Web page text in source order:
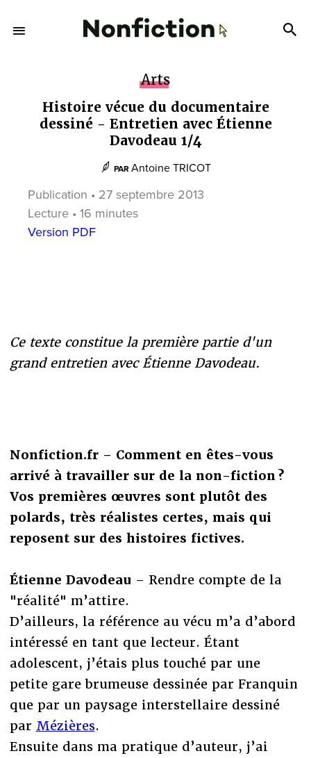
Arts
Histoire vécue du documentaire
dessiné - Entretien avec Étienne
Davodeau 1/4
PAR Antoine TRICOT
Publication • 27 septembre 2013
Lecture • 16 minutes
Version PDF
Ce texte constitue la première partie d'un
grand entretien avec Étienne Davodeau.
Nonfiction.fr – Comment en êtes-vous
arrivé à travailler sur de la non-fiction ?
Vos premières œuvres sont plutôt des
polards, très réalistes certes, mais qui
reposent sur des histoires fictives.
Étienne Davodeau – Rendre compte de la
"réalité" m’attire.
D’ailleurs, la référence au vécu m’a d’abord
intéressé en tant que lecteur. Étant
adolescent, j’étais plus touché par une
petite gare brumeuse dessinée par Franquin
que par un paysage interstellaire dessiné
par Mézières.
Ensuite dans ma pratique d’auteur, j’ai